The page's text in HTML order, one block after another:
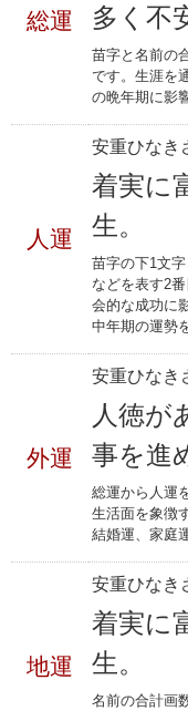
総運
多く不
苗字と名前の
です。生涯を
の晩年期に影
人運
安重ひなき
着実に
生。
苗字の下1文
などを表す2
会的な成功に
中年期の運勢
外運
安重ひなき
人徳が
事を進
総運から人運
生活面を象徴
結婚運、家庭
地運
安重ひなき
着実に
生。
名前の合計画